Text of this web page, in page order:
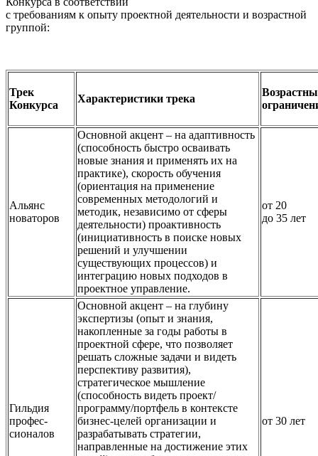
с требованиям к опыту проектной деятельности и возрастной
группой:
Трек
Конкурса
Характеристики трека
Альянс
новаторов
Основной акцент – на адаптивность
(способность быстро осваивать
новые знания и применять их на
практике), скорость обучения
(ориентация на применение
современных методологий и
методик, независимо от сферы
деятельности) проактивность
(инициативность в поиске новых
решений и улучшении
существующих процессов) и
интеграцию новых подходов в
проектное управление.
от 20
до 35 лет
Гильдия
профес-
сионалов
Основной акцент – на глубину
экспертизы (опыт и знания,
накопленные за годы работы в
проектной сфере, что позволяет
решать сложные задачи и видеть
перспективу развития),
стратегическое мышление
(способность видеть проект/
программу/портфель в контексте
бизнес-целей организации и
разрабатывать стратегии,
направленные на достижение этих
от 30 лет